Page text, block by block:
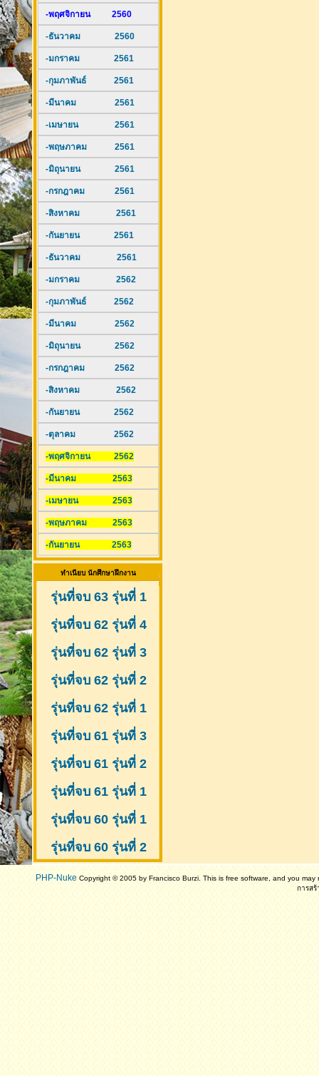
-พฤศจิกายน 2560
-ธันวาคม 2560
-มกราคม 2561
-กุมภาพันธ์ 2561
-มีนาคม 2561
-เมษายน 2561
-พฤษภาคม 2561
-มิถุนายน 2561
-กรกฎาคม 2561
-สิงหาคม 2561
-กันยายน 2561
-ธันวาคม 2561
-มกราคม 2562
-กุมภาพันธ์ 2562
-มีนาคม 2562
-มิถุนายน 2562
-กรกฎาคม 2562
-สิงหาคม 2562
-กันยายน 2562
-ตุลาคม 2562
-พฤศจิกายน 2562
-มีนาคม 2563
-เมษายน 2563
-พฤษภาคม 2563
-กันยายน 2563
ทำเนียบ นักศึกษาฝึกงาน
รุ่นที่จบ 63 รุ่นที่ 1
รุ่นที่จบ 62 รุ่นที่ 4
รุ่นที่จบ 62 รุ่นที่ 3
รุ่นที่จบ 62 รุ่นที่ 2
รุ่นที่จบ 62 รุ่นที่ 1
รุ่นที่จบ 61 รุ่นที่ 3
รุ่นที่จบ 61 รุ่นที่ 2
รุ่นที่จบ 61รุ่นที่ 1
รุ่นที่จบ 60 รุ่นที่ 1
รุ่นที่จบ 60 รุ่นที่ 2
PHP-NukeCopyright © 2005 by Francisco Burzi. This is free software, and you
การส